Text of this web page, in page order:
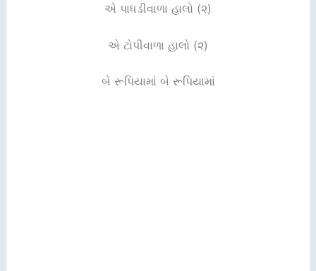
એ પાધડીવાળા હાલો (૨)
એ ટોપીવાળા હાલો (૨)
બે રૂપિયામાં બે રૂપિયામાં